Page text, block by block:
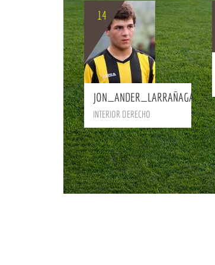
14
JON_ANDER_LARRAÑAGA
INTERIOR DERECHO